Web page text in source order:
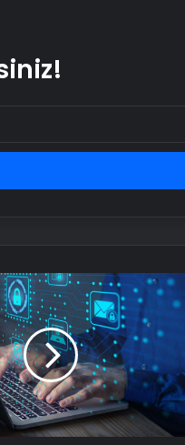
Hizmet
transfer
Çifte Güvence: Sabit
ve Kesintisiz Burs
Miras Davasında Gözler
Ayındaki Karar
Çevrildi
İle Diyabetik Ayak
Tedavisi